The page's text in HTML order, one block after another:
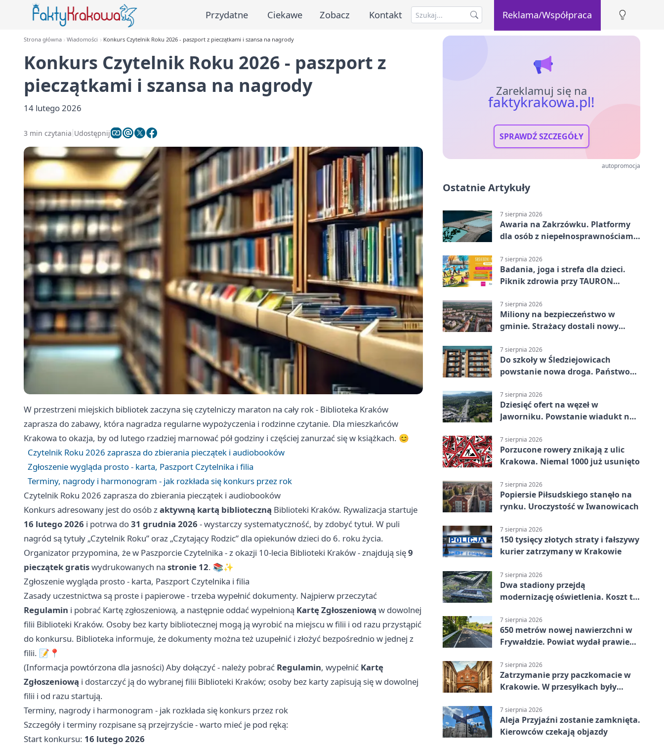
Przydatne Ciekawe Zobacz Kontakt Reklama/Współpraca
Strona główna Wiadomości Konkurs Czytelnik Roku 2026 - paszport z pieczątkami i szansa na nagrody
Konkurs Czytelnik Roku 2026 - paszport z
pieczątkami i szansa na nagrody
14 lutego 2026
3 min czytania Udostępnij
W przestrzeni miejskich bibliotek zaczyna się czytelniczy maraton na cały rok - Biblioteka Kraków
zaprasza do zabawy, która nagradza regularne wypożyczenia i rodzinne czytanie. Dla mieszkańców
Krakowa to okazja, by od lutego rzadziej marnować pół godziny i częściej zanurzać się w książkach. 😊
Czytelnik Roku 2026 zaprasza do zbierania pieczątek i audiobooków
Zgłoszenie wygląda prosto - karta, Paszport Czytelnika i filia
Terminy, nagrody i harmonogram - jak rozkłada się konkurs przez rok
Czytelnik Roku 2026 zaprasza do zbierania pieczątek i audiobooków
Konkurs adresowany jest do osób zaktywną kartą biblioteczną Biblioteki Kraków. Rywalizacja startuje
16 lutego 2026 i potrwa do31 grudnia 2026 - wystarczy systematyczność, by zdobyć tytuł. W puli
nagród są tytuły „Czytelnik Roku” oraz „Czytający Rodzic” dla opiekunów dzieci do 6. roku życia.
Organizator przypomina, że w Paszporcie Czytelnika - z okazji 10-lecia Biblioteki Kraków - znajdują się9
pieczątek gratiswydrukowanych na stronie 12. 📚✨
Zgłoszenie wygląda prosto - karta, Paszport Czytelnika i filia
Zasady uczestnictwa są proste i papierowe - trzeba wypełnić dokumenty. Najpierw przeczytać
Regulamin i pobrać Kartę zgłoszeniową, a następnie oddać wypełnioną Kartę Zgłoszeniową w dowolnej
filii Biblioteki Kraków. Osoby bez karty bibliotecznej mogą ją wyrobić na miejscu w filii i od razu przystąpić
do konkursu. Biblioteka informuje, że dokumenty można też uzupełnić i złożyć bezpośrednio w jednej z
filii. 📝📍
(Informacja powtórzona dla jasności) Aby dołączyć - należy pobrać Regulamin, wypełnić Kartę
Zgłoszeniową i dostarczyć ją do wybranej filii Biblioteki Kraków; osoby bez karty zapisują się w dowolnej
filii i od razu startują.
Terminy, nagrody i harmonogram - jak rozkłada się konkurs przez rok
Szczegóły i terminy rozpisane są przejrzyście - warto mieć je pod ręką:
Start konkursu: 16 lutego 2026
Zareklamuj się na
faktykrakowa.pl!
SPRAWDŹ SZCZEGÓŁY
autopromocja
Ostatnie Artykuły
7 sierpnia 2026
Awaria na Zakrzówku. Platformy
dla osób z niepełnosprawnościami
7 sierpnia 2026
Badania, joga i strefa dla dzieci.
Piknik zdrowia przy TAURON
7 sierpnia 2026
Miliony na bezpieczeństwo w
gminie. Strażacy dostali nowy
7 sierpnia 2026
Do szkoły w Śledziejowicach
powstanie nowa droga. Państwo
7 sierpnia 2026
Dziesięć ofert na węzeł w
Jaworniku. Powstanie wiadukt nad
7 sierpnia 2026
Porzucone rowery znikają z ulic
Krakowa. Niemal 1000 już usunięto
7 sierpnia 2026
Popiersie Piłsudskiego stanęło na
rynku. Uroczystość w Iwanowicach
7 sierpnia 2026
150 tysięcy złotych straty i fałszywy
kurier zatrzymany w Krakowie
7 sierpnia 2026
Dwa stadiony przejdą
modernizację oświetlenia. Koszt to
7 sierpnia 2026
650 metrów nowej nawierzchni w
Frywałdzie. Powiat wydał prawie
7 sierpnia 2026
Zatrzymanie przy paczkomacie w
Krakowie. W przesyłkach były
7 sierpnia 2026
Aleja Przyjaźni zostanie zamknięta.
Kierowców czekają objazdy